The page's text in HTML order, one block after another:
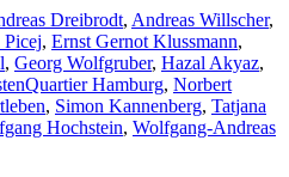
Dreibrodt, Andreas Willscher,
, Ernst Gernot Klussmann,
, Georg Wolfgruber, Hazal Akyaz,
Hamburg, Norbert
, Simon Kannenberg, Tatjana
Hochstein, Wolfgang-Andreas